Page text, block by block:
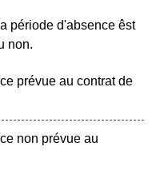
période d'absence êst
non.
prévue au contrat de
non prévue au